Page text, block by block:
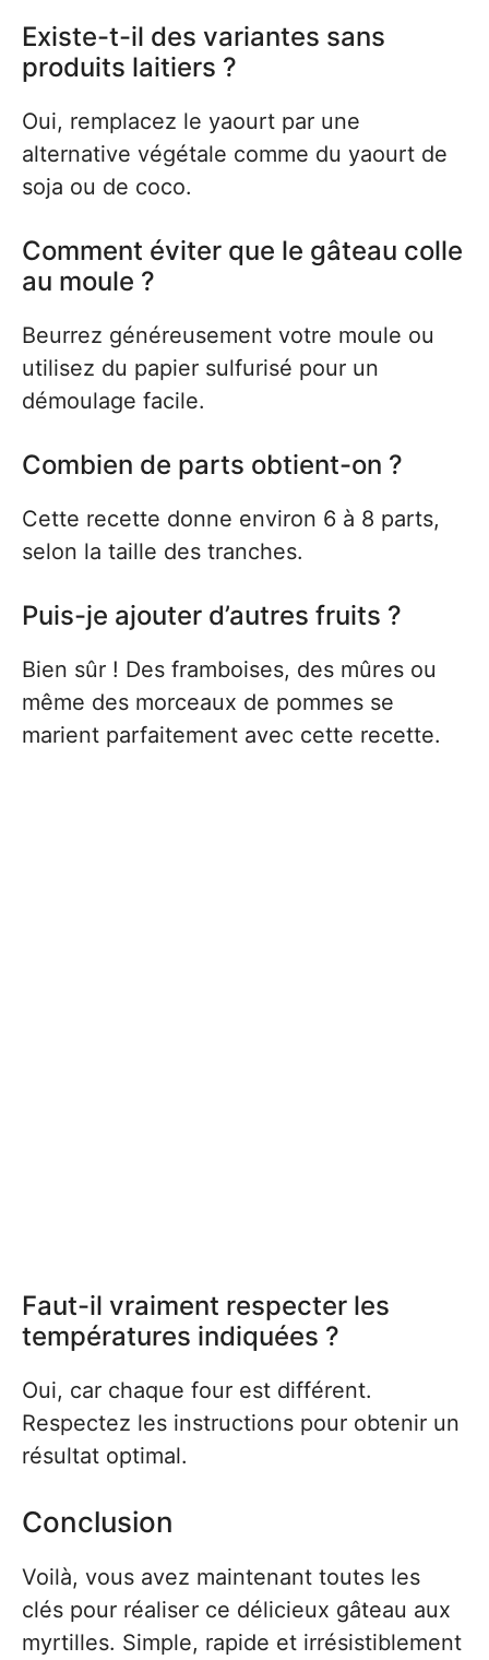
Existe-t-il des variantes sans
produits laitiers ?
Oui, remplacez le yaourt par une
alternative végétale comme du yaourt de
soja ou de coco.
Comment éviter que le gâteau colle
au moule ?
Beurrez généreusement votre moule ou
utilisez du papier sulfurisé pour un
démoulage facile.
Combien de parts obtient-on ?
Cette recette donne environ 6 à 8 parts,
selon la taille des tranches.
Puis-je ajouter d’autres fruits ?
Bien sûr ! Des framboises, des mûres ou
même des morceaux de pommes se
marient parfaitement avec cette recette.
Faut-il vraiment respecter les
températures indiquées ?
Oui, car chaque four est différent.
Respectez les instructions pour obtenir un
résultat optimal.
Conclusion
Voilà, vous avez maintenant toutes les
clés pour réaliser ce délicieux gâteau aux
myrtilles. Simple, rapide et irrésistiblement